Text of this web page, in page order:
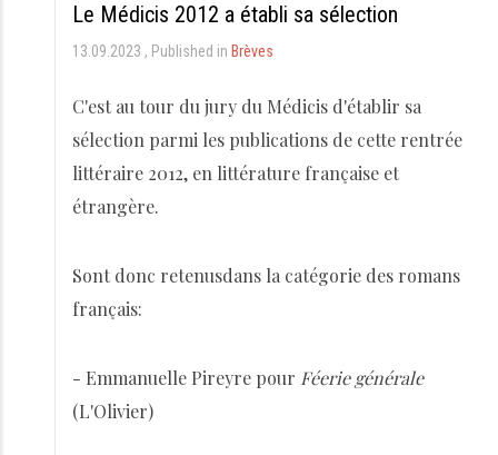
Le Médicis 2012 a établi sa sélection
13.09.2023 Published in Brèves
C'est au tour du jury du Médicis d'établir sa
sélection parmi les publications de cette rentrée
littéraire 2012, en littérature française et
étrangère.
Sont donc retenusdans la catégorie des romans
français:
- Emmanuelle Pireyre pour Féerie générale
(L'Olivier)